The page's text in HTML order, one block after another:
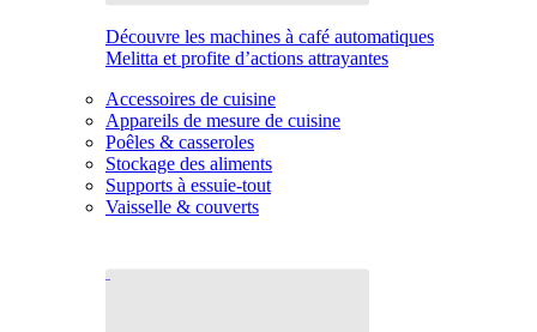
Découvre les machines à café automatiques
Melitta et profite d’actions attrayantes
Accessoires de cuisine
Appareils de mesure de cuisine
Poêles & casseroles
Stockage des aliments
Supports à essuie-tout
Vaisselle & couverts